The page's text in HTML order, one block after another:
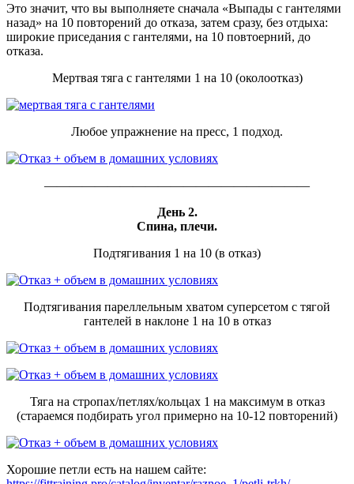
Это значит, что вы выполняете сначала «Выпады с гантелями
назад» на 10 повторений до отказа, затем сразу, без отдыха:
широкие приседания с гантелями, на 10 повтоерний, до
отказа.
Мертвая тяга с гантелями 1 на 10 (околоотказ)
Любое упражнение на пресс, 1 подход.
—————————————————————
День 2.
Спина, плечи.
Подтягивания 1 на 10 (в отказ)
Подтягивания пареллельным хватом суперсетом с тягой
гантелей в наклоне 1 на 10 в отказ
Тяга на стропах/петлях/кольцах 1 на максимум в отказ
(стараемся подбирать угол примерно на 10-12 повторений)
Хорошие петли есть на нашем сайте: